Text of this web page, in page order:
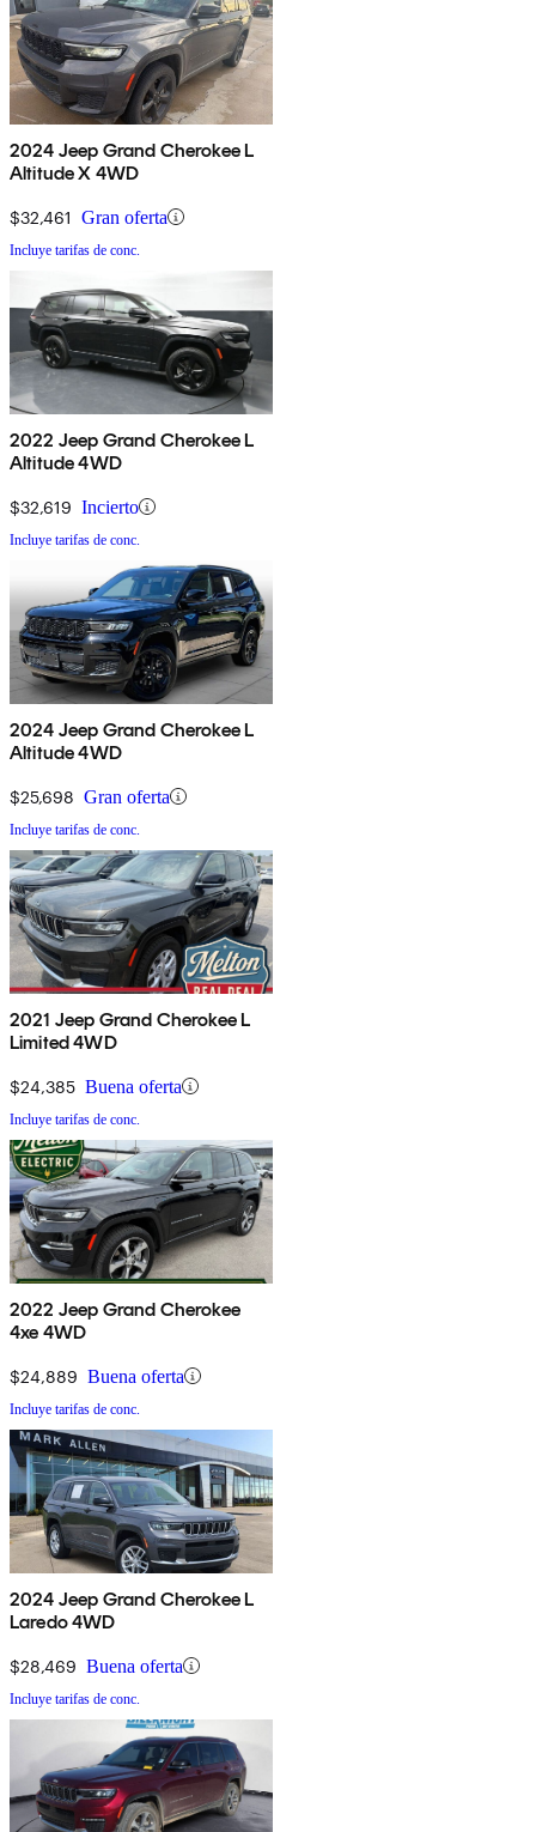
2024 Jeep Grand Cherokee L
Altitude X 4WD
$32,461 Gran oferta
Incluye tarifas de conc.
2022 Jeep Grand Cherokee L
Altitude 4WD
$32,619 Incierto
Incluye tarifas de conc.
2024 Jeep Grand Cherokee L
Altitude 4WD
$25,698 Gran oferta
Incluye tarifas de conc.
2021 Jeep Grand Cherokee L
Limited 4WD
$24,385 Buena oferta
Incluye tarifas de conc.
2022 Jeep Grand Cherokee
4xe 4WD
$24,889 Buena oferta
Incluye tarifas de conc.
2024 Jeep Grand Cherokee L
Laredo 4WD
$28,469 Buena oferta
Incluye tarifas de conc.